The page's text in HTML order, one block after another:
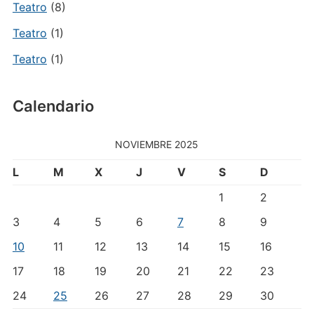
Teatro (8)
Teatro (1)
Teatro (1)
Calendario
NOVIEMBRE 2025
L M X J V S
D
1
2
3
4 5 6 7 8
9
10
11 12 13 14 15
16
17
18 19 20 21 22
23
24
25 26 27 28 29 30